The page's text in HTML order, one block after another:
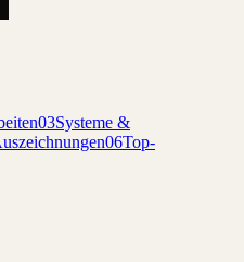
03Systeme &
06Top-